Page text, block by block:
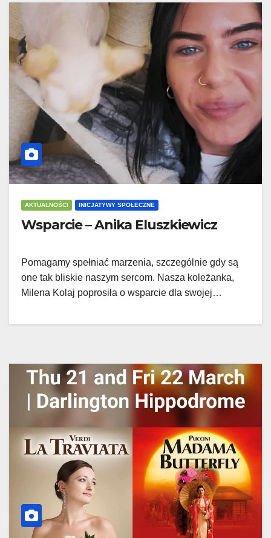
AKTUALNOŚCI INICJATYWY SPOŁECZNE
Wsparcie – Anika Eluszkiewicz
Pomagamy spełniać marzenia, szczególnie gdy są
one tak bliskie naszym sercom. Nasza koleżanka,
Milena Kolaj poprosiła o wsparcie dla swojej…